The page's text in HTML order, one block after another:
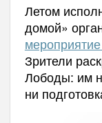
Летом
домой»
Зрители
Лободы: им
ни